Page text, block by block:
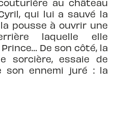
qui lui a sauvé la
pousse à ouvrir une
laquelle elle
De son côté, la
sorcière, essaie de
son ennemi juré : la